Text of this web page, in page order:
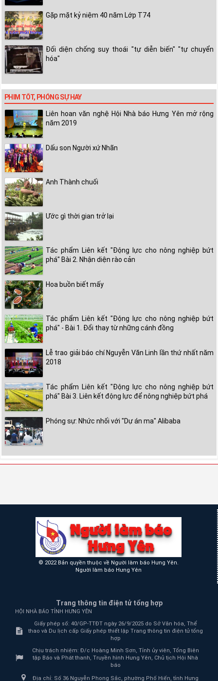
Gặp mặt kỷ niệm 40 năm Lớp T74
Đối diện chống suy thoái "tự diễn biến" "tự chuyển
hóa"
PHIM TỐT, PHÓNG SỰ HAY
Liên hoan văn nghệ Hội Nhà báo Hưng Yên mở rộng
năm 2019
Dấu son Người xứ Nhãn
Anh Thành chuối
Ước gì thời gian trở lại
Tác phẩm Liên kết "Động lực cho nông nghiệp bứt
phá" Bài 2. Nhận diện rào cản
Hoa buồn biết mấy
Tác phẩm Liên kết "Động lực cho nông nghiệp bứt
phá" - Bài 1. Đổi thay từ những cánh đồng
Lễ trao giải báo chí Nguyễn Văn Linh lần thứ nhất năm
2018
Tác phẩm Liên kết "Động lực cho nông nghiệp bứt
phá" Bài 3. Liên kết động lực để nông nghiệp bứt phá
Phóng sự: Nhức nhối với "Dự án ma" Alibaba
© 2022 Bản quyền thuộc về Người làm báo Hưng Yên.
Người làm báo Hưng Yên
Trang thông tin điện tử tổng hợp
HỘI NHÀ BÁO TỈNH HƯNG YÊN
Giấy phép số: 40/GP-TTĐT ngày 26/9/2025 do Sở Văn hóa, Thể
thao và Du lịch cấp Giấy phép thiết lập Trang thông tin điện tử tổng
hợp
Chịu trách nhiệm: Đ/c Hoàng Minh Sơn, Tỉnh ủy viên, Tổng Biên
tập Báo và Phát thanh, Truyền hình Hưng Yên, Chủ tịch Hội Nhà
báo
Địa chỉ: Số 36 Nguyễn Phong Sắc, phường Phố Hiến, tỉnh Hưng